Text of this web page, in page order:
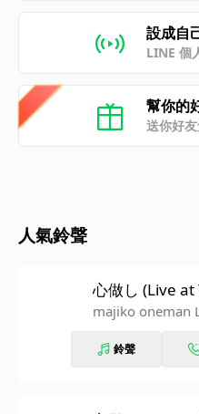
設成自
LINE 個
幫你的
送你好
人氣鈴聲
心做し (Live
majiko oneman
鈴聲